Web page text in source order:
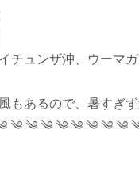
チュンザ沖、ウーマ
もあるので、暑すぎ
༄ ༄ ༄ ༄ ༄ ༄ ༄ ༄